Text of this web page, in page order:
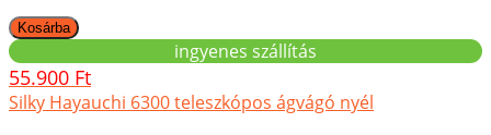
ingyenes szállítás
55.900 Ft
Silky Hayauchi 6300 teleszkópos ágvágó nyél